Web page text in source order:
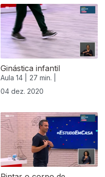
Ginástica infantil
Aula 14 |
27 min. |
04 dez. 2020